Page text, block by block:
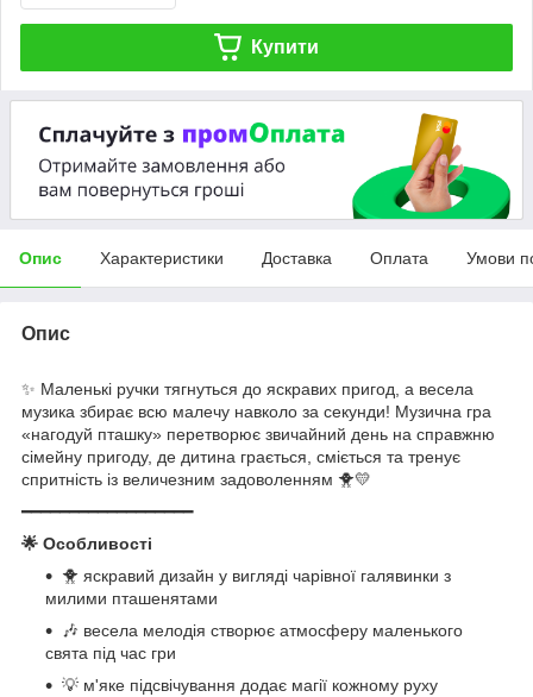
Купити
Опис Характеристики Доставка Оплата Умови
Опис
✨ Маленькі ручки тягнуться до яскравих пригод, а весела
музика збирає всю малечу навколо за секунди! Музична гра
«нагодуй пташку» перетворює звичайний день на справжню
сімейну пригоду, де дитина грається, сміється та тренує
спритність із величезним задоволенням 🐥💛
━━━━━━━━━━━━━━━━━━
🌟 Особливості
🐥 яскравий дизайн у вигляді чарівної галявинки з
милими пташенятами
🎶 весела мелодія створює атмосферу маленького
свята під час гри
💡 м'яке підсвічування додає магії кожному руху